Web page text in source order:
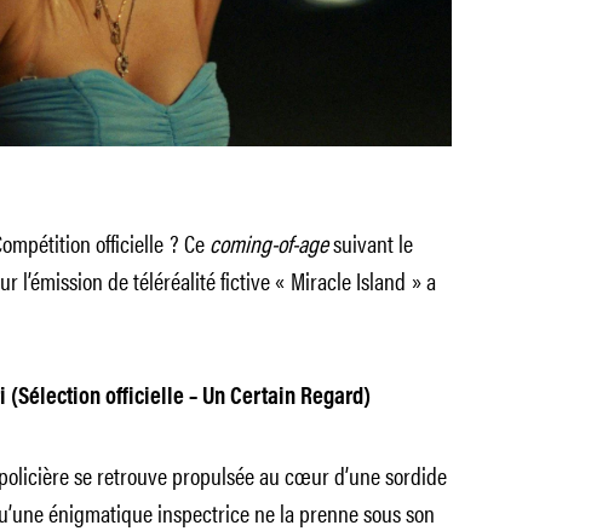
officielle ? Cecoming-of-agesuivant le
l’émission de téléréalité fictive « Miracle Island » a
(Sélection officielle – Un Certain Regard)
se retrouve propulsée au cœur d’une sordide
énigmatique inspectrice ne la prenne sous son